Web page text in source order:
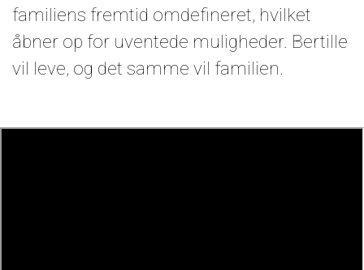
familiens fremtid omdefineret, hvilket
åbner op for uventede muligheder. Bertille
vil leve, og det samme vil familien.